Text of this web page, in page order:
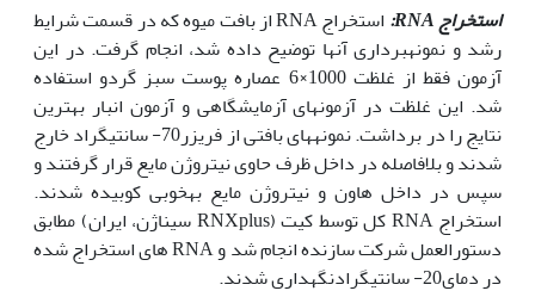
استخراجRNA
:
استخراج RNA از بافت میوه که در قسمت شرایط
رشد و نمونه­برداری آن­ها توضیح داده شد، انجام گرفت. در این
آزمون فقط از غلظت 1000×6 عصاره پوست سبز گردو استفاده
شد. این غلظت در آزمون­های آزمایشگاهی و آزمون انبار بهترین
نتایج را در برداشت. نمونه­های بافتی از فریزر70- سانتی­گراد خارج
شدند و بلافاصله در داخل ظرف حاوی نیتروژن مایع قرار گرفتند و
سپس در داخل هاون و نیتروژن مایع بهخوبی کوبیده شدند.
استخراج RNA کل توسط کیت (RNXplus سیناژن، ایران) مطابق
دستورالعمل شرکت سازنده انجام شد و RNA های استخراج شده
در دمای20- سانتی­گرادنگهداری شدند.